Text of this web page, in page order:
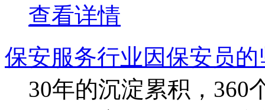
查看详情
保安服务行业因保安员
30年的沉淀累积，360